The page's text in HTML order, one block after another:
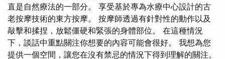
直是自然療法的一部分。 享受基於專為水療中心設計的古
老按摩技術的東方按摩。 按摩師透過有針對性的動作以及
敲擊和揉捏，放鬆僵硬和緊張的身體部位。 在這種情況
下，談話中重點關注你想要的內容可能會很好。 我想為您
提供一個空間，讓您在沒有禁忌的情況下得到理解的關注。